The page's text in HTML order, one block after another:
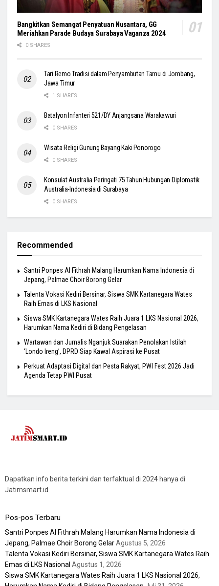
Bangkitkan Semangat Penyatuan Nusantara, GG
Meriahkan Parade Budaya Surabaya Vaganza 2024
0 SHARES
Tari Remo Tradisi dalam Penyambutan Tamu di Jombang,
Jawa Timur
1 SHARES
Batalyon Infanteri 521/DY Anjangsana Warakawuri
0 SHARES
Wisata Religi Gunung Bayang Kaki Ponorogo
0 SHARES
Konsulat Australia Peringati 75 Tahun Hubungan Diplomatik
Australia-Indonesia di Surabaya
0 SHARES
Recommended
Santri Ponpes Al Fithrah Malang Harumkan Nama Indonesia di
Jepang, Palmae Choir Borong Gelar
Talenta Vokasi Kediri Bersinar, Siswa SMK Kartanegara Wates
Raih Emas di LKS Nasional
Siswa SMK Kartanegara Wates Raih Juara 1 LKS Nasional 2026,
Harumkan Nama Kediri di Bidang Pengelasan
Wartawan dan Jurnalis Nganjuk Suarakan Penolakan Istilah
‘Londo Ireng’, DPRD Siap Kawal Aspirasi ke Pusat
Perkuat Adaptasi Digital dan Pesta Rakyat, PWI Fest 2026 Jadi
Agenda Tetap PWI Pusat
Dapatkan info berita terkini dan terfaktual di 2024 hanya di
Jatimsmart.id
Pos-pos Terbaru
Santri Ponpes Al Fithrah Malang Harumkan Nama Indonesia di
Jepang, Palmae Choir Borong GelarAgustus 5, 2026
Talenta Vokasi Kediri Bersinar, Siswa SMK Kartanegara Wates Raih
Emas di LKS Nasional Agustus 1, 2026
Siswa SMK Kartanegara Wates Raih Juara 1 LKS Nasional 2026,